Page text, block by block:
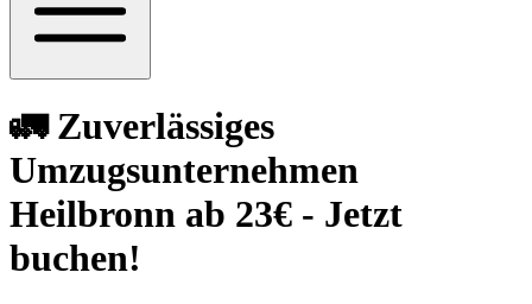
🚛 Zuverlässiges
Umzugsunternehmen
Heilbronn ab 23€ - Jetzt
buchen!